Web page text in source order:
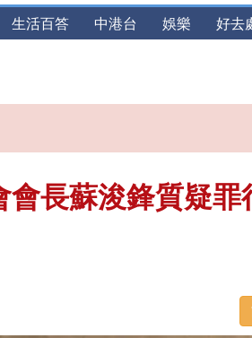
生活百答 中港台 娛樂 好去
長蘇浚鋒質疑罪